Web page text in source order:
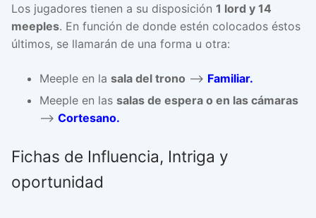
Los jugadores tienen a su disposición 1 lord y 14
meeples. En función de donde estén colocados éstos
últimos, se llamarán de una forma u otra:
Meeple en la sala del trono –> Familiar.
Meeple en las salas de espera o en las cámaras
–> Cortesano.
Fichas de Influencia, Intriga y
oportunidad